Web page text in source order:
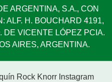
ARGENTINA, S.A., CON
ALF. H. BOUCHARD 4191,
DE VICENTE LÓPEZ PCIA.
AIRES, ARGENTINA.
Rock Knorr Instagram